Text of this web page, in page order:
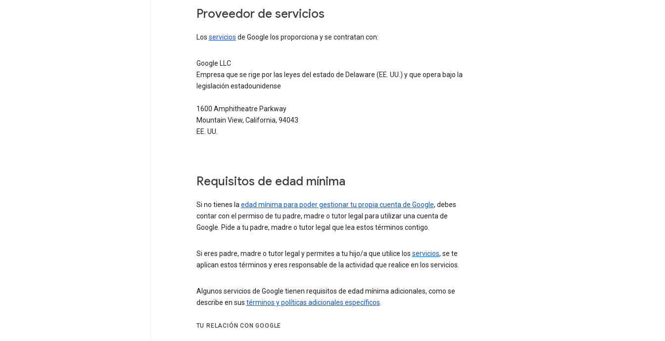
Proveedor de servicios
Los servicios de Google los proporciona y se contratan con:
Google LLC
Empresa que se rige por las leyes del estado de Delaware (EE. UU.) y que opera bajo la
legislación estadounidense
1600 Amphitheatre Parkway
Mountain View, California, 94043
EE. UU.
Requisitos de edad mínima
Si no tienes laedad mínima para poder gestionar tu propia cuenta de Google, debes
contar con el permiso de tu padre, madre o tutor legal para utilizar una cuenta de
Google. Pide a tu padre, madre o tutor legal que lea estos términos contigo.
Si eres padre, madre o tutor legal y permites a tu hijo/a que utilice los servicios, se te
aplican estos términos y eres responsable de la actividad que realice en los servicios.
Algunos servicios de Google tienen requisitos de edad mínima adicionales, como se
describe en sus términos y políticas adicionales específicos.
TU RELACIÓN CON GOOGLE